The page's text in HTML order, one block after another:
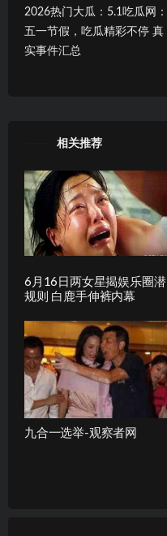
2026热门大瓜：5.1吃瓜网：
五一节假，吃瓜精彩不停 真
实事件汇总
相关推荐
6月16日两女星揭娱乐圈潜
规则 白鹿手伸裤内幕
九合一选举-观察者网